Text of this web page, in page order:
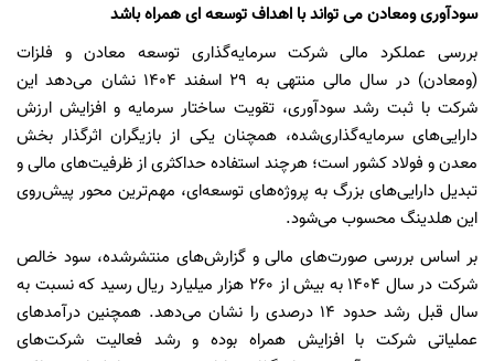
سودآوری ومعادن می تواند با اهداف توسعه ای همراه باشد
بررسی عملکرد مالی شرکت سرمایه‌گذاری توسعه معادن و فلزات
(ومعادن) در سال مالی منتهی به ۲۹ اسفند ۱۴۰۴ نشان می‌دهد این
شرکت با ثبت رشد سودآوری، تقویت ساختار سرمایه و افزایش ارزش
دارایی‌های سرمایه‌گذاری‌شده، همچنان یکی از بازیگران اثرگذار بخش
معدن و فولاد کشور است؛ هرچند استفاده حداکثری از ظرفیت‌های مالی و
تبدیل دارایی‌های بزرگ به پروژه‌های توسعه‌ای، مهم‌ترین محور پیش‌روی
این هلدینگ محسوب می‌شود.
بر اساس بررسی صورت‌های مالی و گزارش‌های منتشرشده، سود خالص
شرکت در سال ۱۴۰۴ به بیش از ۲۶۰ هزار میلیارد ریال رسید که نسبت به
سال قبل رشد حدود ۱۴ درصدی را نشان می‌دهد. همچنین درآمدهای
عملیاتی شرکت با افزایش همراه بوده و رشد فعالیت شرکت‌های